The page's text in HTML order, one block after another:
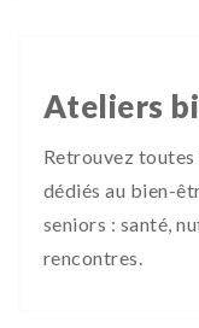
Ateliers
Retrouvez
dédiés au bien-
seniors : santé,
rencontres.